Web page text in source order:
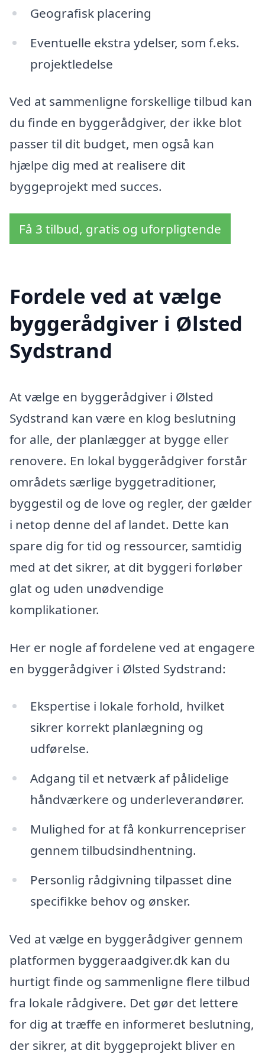
Geografisk placering
Eventuelle ekstra ydelser, som f.eks.
projektledelse
Ved at sammenligne forskellige tilbud kan
du finde en byggerådgiver, der ikke blot
passer til dit budget, men også kan
hjælpe dig med at realisere dit
byggeprojekt med succes.
Få 3 tilbud, gratis og uforpligtende
Fordele ved at vælge
byggerådgiver i Ølsted
Sydstrand
At vælge en byggerådgiver i Ølsted
Sydstrand kan være en klog beslutning
for alle, der planlægger at bygge eller
renovere. En lokal byggerådgiver forstår
områdets særlige byggetraditioner,
byggestil og de love og regler, der gælder
i netop denne del af landet. Dette kan
spare dig for tid og ressourcer, samtidig
med at det sikrer, at dit byggeri forløber
glat og uden unødvendige
komplikationer.
Her er nogle af fordelene ved at engagere
en byggerådgiver i Ølsted Sydstrand:
Ekspertise i lokale forhold, hvilket
sikrer korrekt planlægning og
udførelse.
Adgang til et netværk af pålidelige
håndværkere og underleverandører.
Mulighed for at få konkurrencepriser
gennem tilbudsindhentning.
Personlig rådgivning tilpasset dine
specifikke behov og ønsker.
Ved at vælge en byggerådgiver gennem
platformen byggeraadgiver.dk kan du
hurtigt finde og sammenligne flere tilbud
fra lokale rådgivere. Det gør det lettere
for dig at træffe en informeret beslutning,
der sikrer, at dit byggeprojekt bliver en